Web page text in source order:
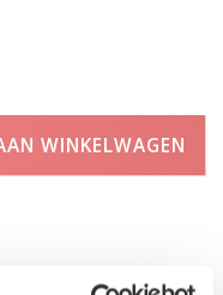
WINKELWAGEN